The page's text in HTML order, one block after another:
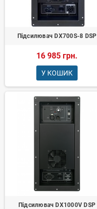
Підсилювач DX700S-8 DSP
16 985 грн.
У КОШИК
Підсилювач DX1000V DSP